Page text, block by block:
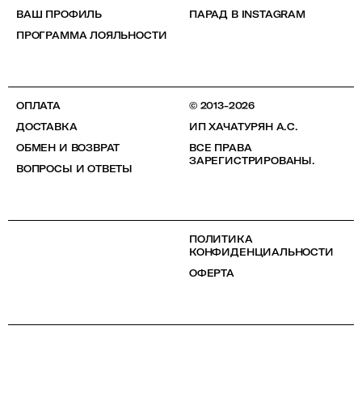
ВАШ ПРОФИЛЬ
ПРОГРАММА ЛОЯЛЬНОСТИ
ПАРАД В INSTAGRAM
ОПЛАТА
ДОСТАВКА
ОБМЕН И ВОЗВРАТ
ВОПРОСЫ И ОТВЕТЫ
© 2013-2026
ИП ХАЧАТУРЯН А.С.
ВСЕ ПРАВА
ЗАРЕГИСТРИРОВАНЫ.
ПОЛИТИКА
КОНФИДЕНЦИАЛЬНОСТИ
ОФЕРТА